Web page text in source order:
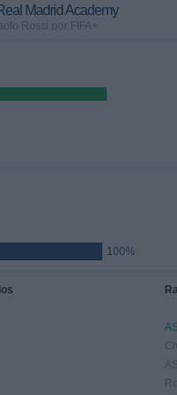
Madrid Academy
Rossi por FIFA+
100%